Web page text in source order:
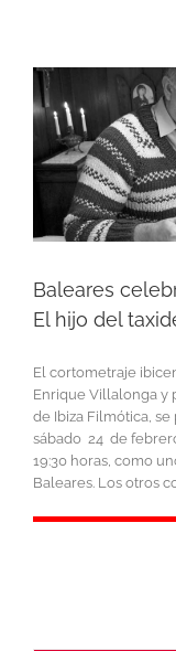
Baleares
El hijo del
El cortometraje
Enrique Villalonga y
de Ibiza Filmótica,
sábado 24 de
19:30 horas, como
Baleares. Los otros